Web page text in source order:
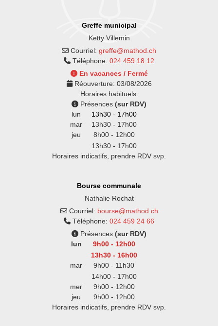
Greffe municipal
Ketty Villemin
Courriel: greffe@mathod.ch
Téléphone:024 459 18 12
En vacances / Fermé
Réouverture: 03/08/2026
Horaires habituels:
Présences (sur RDV)
lun
13h30 - 17h00
mar
13h30 - 17h00
jeu
8h00 - 12h00
13h30 - 17h00
Horaires indicatifs, prendre RDV svp.
Bourse communale
Nathalie Rochat
Courriel: bourse@mathod.ch
Téléphone:024 459 24 66
Présences (sur RDV)
lun
9h00 - 12h00
13h30 - 16h00
mar
9h00 - 11h30
14h00 - 17h00
mer
9h00 - 12h00
jeu
9h00 - 12h00
Horaires indicatifs, prendre RDV svp.